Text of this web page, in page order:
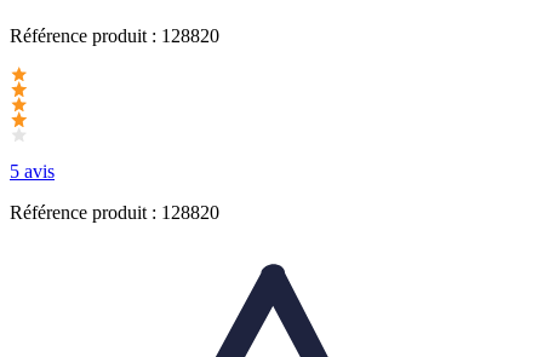
Référence produit : 128820
5 avis
Référence produit : 128820